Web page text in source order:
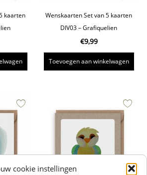
cookie instellingen
kaarten
Wenskaarten Set van 5 kaarten
DIV03 – Grafiquelien
€9,99
Toevoegen aan winkelwagen